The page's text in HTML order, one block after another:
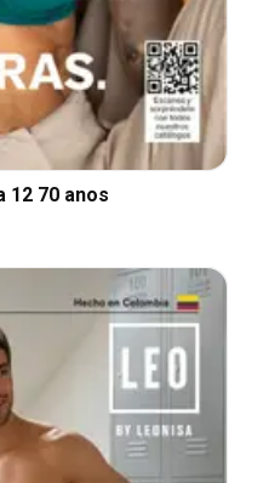
12 70 anos